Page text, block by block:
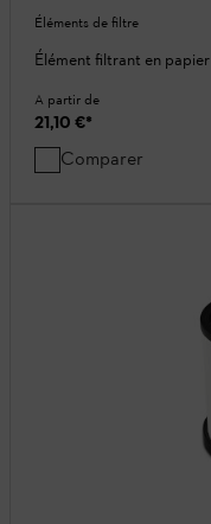
Éléments de filtre
Élément filtrant en papier
A partir de
21,10 €*
Comparer